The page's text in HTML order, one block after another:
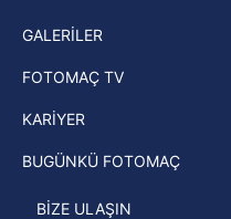
Metnimizi okumak ve
şampiyonluk
Hernan Crespo,
ekiplerinden
direktörü oldu
GALERİLER
FOTOMAÇ TV
KARİYER
BUGÜNKÜ FOTOMAÇ
BİZE ULAŞIN